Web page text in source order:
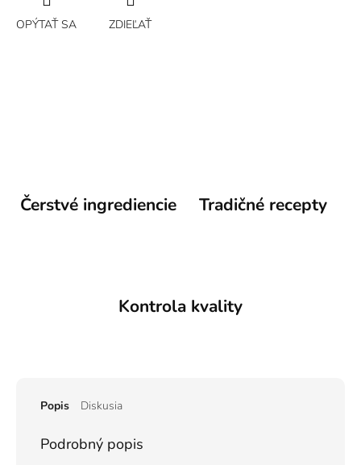
OPÝTAŤ SA ZDIEĽAŤ
Čerstvé ingrediencie Tradičné recepty
Kontrola kvality
Popis Diskusia
Podrobný popis